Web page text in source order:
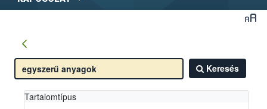
Keresés
Tartalomtípus